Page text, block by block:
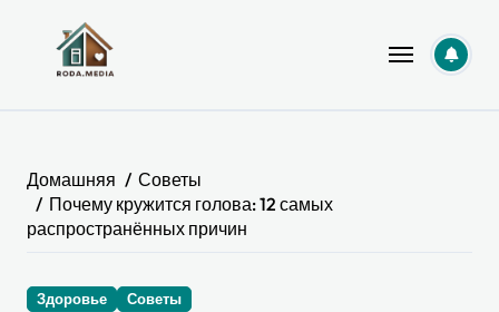
содержанию
Домашняя
Советы
Почему кружится голова: 12 самых
распространённых причин
Здоровье Советы